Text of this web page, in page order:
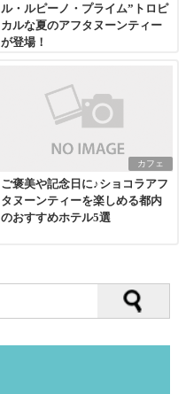
ル・ルピーノ・プライム”トロピ
カルな夏のアフタヌーンティー
が登場！
カフェ
ご褒美や記念日に♪ショコラアフ
タヌーンティーを楽しめる都内
のおすすめホテル5選